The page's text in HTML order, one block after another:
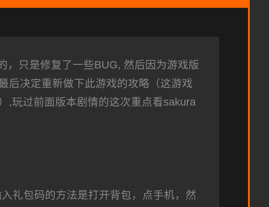
，只是修复了一些BUG, 然后因为游戏版
后决定重新做下此游戏的攻略（这游戏
,玩过前面版本剧情的这次重点看sakura
礼包码的方法是打开背包，点手机，然